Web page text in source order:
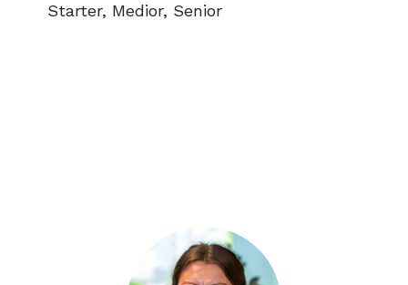
Starter, Medior, Senior